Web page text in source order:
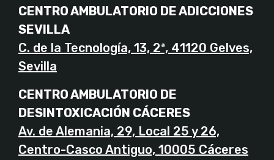
CENTRO AMBULATORIO DE ADICCIONES
SEVILLA
C. de la Tecnología, 13, 2ª, 41120 Gelves,
Sevilla
CENTRO AMBULATORIO DE
DESINTOXICACIÓN CÁCERES
Av. de Alemania, 29, Local 25 y 26,
Centro-Casco Antiguo, 10005 Cáceres